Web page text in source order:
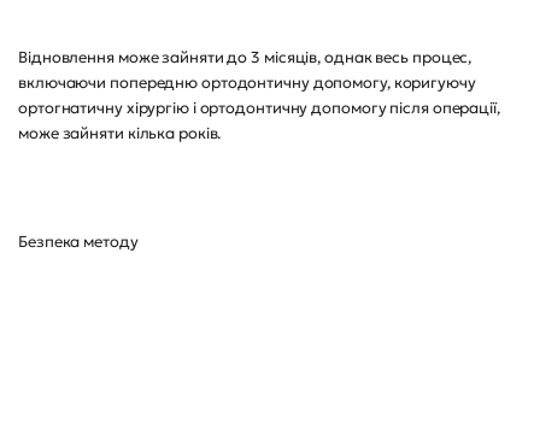
Відновлення може зайняти до 3 місяців, однак весь процес,
включаючи попередню ортодонтичну допомогу, коригуючу
ортогнатичну хірургію і ортодонтичну допомогу після операції,
може зайняти кілька років.
Безпека методу